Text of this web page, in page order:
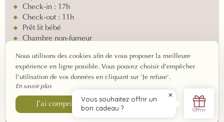
Check-in : 17h
Check-out : 11h
Prêt lit bébé
Chambre non-fumeur
Équipements
Un lit double
Une banquette convertible
Une salle de bain
Nous utilisons des cookies afin de vous proposer la meilleure
expérience en ligne possible. Vous pouvez choisir d’empêcher
l’utilisation de vos données en cliquant sur 'Je refuse'.
En savoir plus
J’ai compris Je refuse